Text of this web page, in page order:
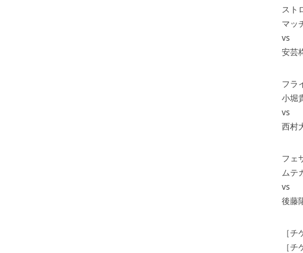
スト
マッ
vs
安芸
フラ
小堀
vs
西村
フェ
ムテ
vs
後藤
［
［チ